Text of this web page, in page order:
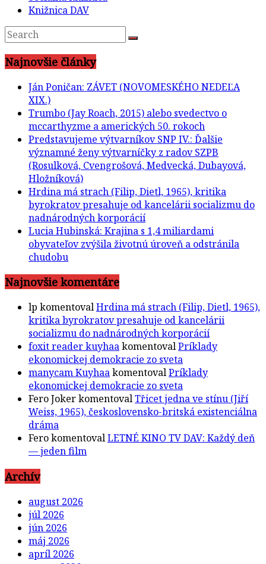
Knižnica DAV
Najnovšie články
Ján Poničan: ZÁVET (NOVOMESKÉHO NEDEĽA
XIX.)
Trumbo (Jay Roach, 2015) alebo svedectvo o
mccarthyzme a amerických 50. rokoch
Predstavujeme výtvarníkov SNP IV.: Ďalšie
významné ženy výtvarníčky z radov SZPB
(Rosulková, Cvengrošová, Medvecká, Dubayová,
Hložníková)
Hrdina má strach (Filip, Dietl, 1965), kritika
byrokratov presahuje od kancelárii socializmu do
nadnárodných korporácií
Lucia Hubinská: Krajina s 1,4 miliardami
obyvateľov zvýšila životnú úroveň a odstránila
chudobu
Najnovšie komentáre
lp komentovalHrdina má strach (Filip, Dietl, 1965),
kritika byrokratov presahuje od kancelárii
socializmu do nadnárodných korporácií
foxit reader kuyhaakomentovalPríklady
ekonomickej demokracie zo sveta
manycam KuyhaakomentovalPríklady
ekonomickej demokracie zo sveta
Fero JokerkomentovalTřicet jedna ve stínu (Jiří
Weiss, 1965), československo-britská existenciálna
dráma
FerokomentovalLETNÉ KINO TV DAV: Každý deň
— jeden film
Archív
august 2026
júl 2026
jún 2026
máj 2026
apríl 2026